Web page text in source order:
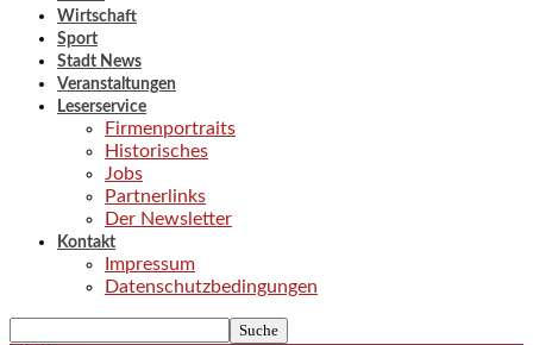
Wirtschaft
Sport
Stadt News
Veranstaltungen
Leserservice
Firmenportraits
Historisches
Jobs
Partnerlinks
Der Newsletter
Kontakt
Impressum
Datenschutzbedingungen